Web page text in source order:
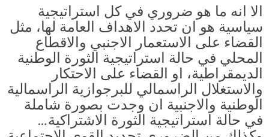
الا انه ما هو ضروري في كل استراتيجية
سياسية هو ان تحدد الاهداف العامة لها، مثل
القضاء على الاستعمار الاجنبي والاقطاع
المحلي في حالة استراتيجية الثورة الوطنية
الديمقراطية، او القضاء على الاحتكار
والاستغلال الراسمالي للبرجوازية الراسمالية
الوطنية والاجنبية ان وجدت بصورة شاملة
في حالة استراتيجية الثورة الاشتراكية…